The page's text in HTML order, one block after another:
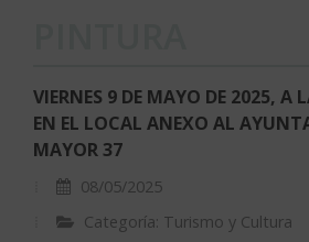
VIERNES 9 DE MAYO DE 2025, A
EN EL LOCAL ANEXO AL
MAYOR 37
08/05/2025
Categoría: Turismo y Cultura